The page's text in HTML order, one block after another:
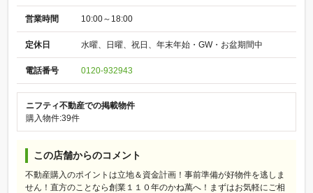
営業時間 10:00～18:00
定休日 水曜、日曜、祝日、年末年始・GW・お盆期間中
電話番号 0120-932943
ニフティ不動産での掲載物件
購入物件:39件
この店舗からのコメント
不動産購入のポイントは立地＆資金計画！事前準備が好物件を逃しま
せん！直方のことなら創業１１０年のかね萬へ！まずはお気軽にご相